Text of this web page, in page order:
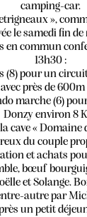
camping-car.
»,
le samedi fin de
en commun
13h30 :
(8) pour un
près de 600m
marche (6)
Donzy environ 8
cave « Domaine
du couple
et achats
bœuf
et Solange.
autre par
un petit